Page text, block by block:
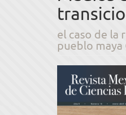
el caso de la
pueblo maya
Barra
lateral
del